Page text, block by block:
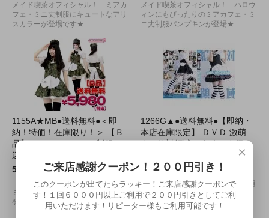
メイド喫茶オフィシャル！ ミアカ
フェ・ミニ丈制服にキュートなアリ
スカラーが登場です★
メイド喫茶オフィシャル！ ハロウ
ィンにもぴったりのミアカフェ・ミ
ニ丈制服パンプキンが登場★
1155A★MB●送料無料●＜即
納！特価！在庫限り！＞ 【Ｂ
品】ミアカフェ・ミニ制服
迷彩柄 サイズ：Ｍ/ＢＩＧ
5,980円(税込6,578円)
【Ｂ品】メイド喫茶オフィシャル！
ミアカフェ・ミニ丈制服に迷彩柄が
登場★
1266G▲●送料無料●【即納・
本店在庫限定】 ＤＶＤ 激萌
え！絶対領域 ～何人にも侵さ
3,980円(税込4,378円)
世の男性諸君を熱くする、趣向を超
えた至高の空間--絶対領域が遂にア
ナタだけのものに!!
×
ご来店感謝クーポン！２００円引き！
このクーポンが出てたらラッキー！ご来店感謝クーポンで
す！１回６０００円以上ご利用で２００円引きとしてご利
用いただけます！リピーター様もご利用可能です！